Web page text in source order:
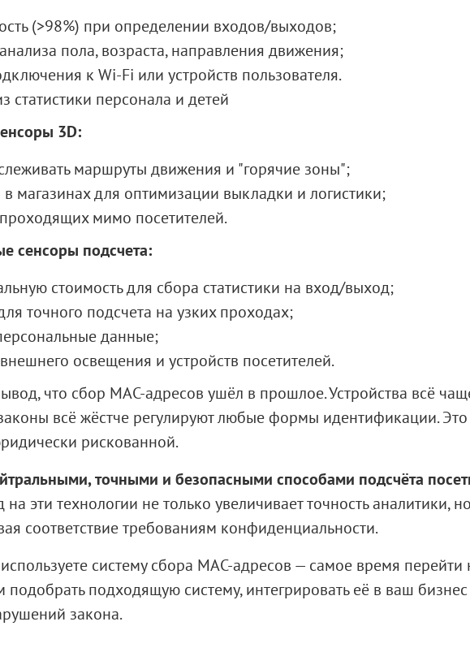
(>98%) при определении входов/выходов;
пола, возраста, направления движения;
к Wi-Fi или устройств пользователя.
статистики персонала и детей
3D:
маршруты движения и "горячие зоны";
в магазинах для оптимизации выкладки и логистики;
мимо посетителей.
сенсоры подсчета:
стоимость для сбора статистики на вход/выход;
точного подсчета на узких проходах;
данные;
освещения и устройств посетителей.
что сбор MAC-адресов ушёл в прошлое. Устройства всё
всё жёстче регулируют любые формы идентификации.
рискованной.
точными и безопасными способами подсчёта
на эти технологии не только увеличивает точность аналитики,
соответствие требованиям конфиденциальности.
систему сбора MAC-адресов — самое время
подходящую систему, интегрировать её в ваш
закона.